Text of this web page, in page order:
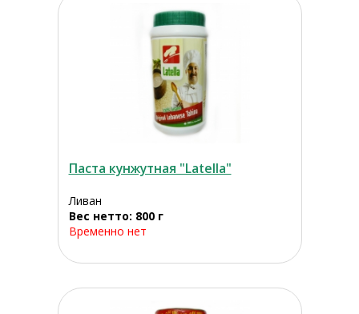
Паста кунжутная "Latella"
Ливан
Вес нетто: 800 г
Временно нет